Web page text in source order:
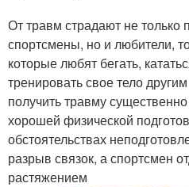
От травм страдают не
спортсмены, но и любители,
которые любят бегать,
тренировать свое тело
получить травму
хорошей физической
обстоятельствах
разрыв связок, а спортсмен
растяжением